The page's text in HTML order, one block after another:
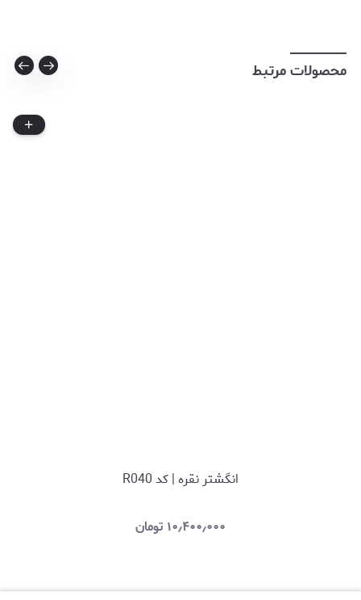
محصولات مرتبط
انگشتر نقره | کد R040
۱۰٫۴۰۰٫۰۰۰ تومان